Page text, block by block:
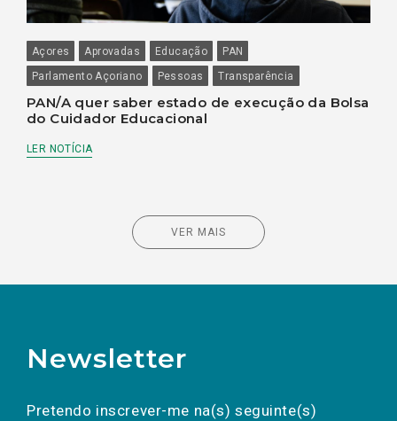
Açores Aprovadas Educação
PAN
Parlamento Açoriano
Pessoas Transparência
PAN/A quer saber estado de execução da Bolsa
do Cuidador Educacional
LER NOTÍCIA
VER MAIS
Newsletter
Pretendo inscrever-me na(s) seguinte(s)
a(s) newsletter(s).
mail